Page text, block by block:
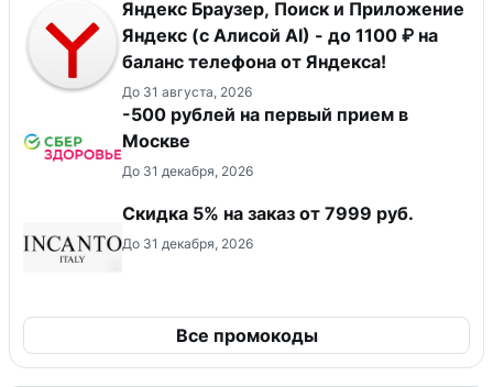
Яндекс Браузер, Поиск и Приложение
Яндекс (с Алисой AI) - до 1100 ₽ на
баланс телефона от Яндекса!
До 31 августа, 2026
-500 рублей на первый прием в
Москве
До 31 декабря, 2026
Скидка 5% на заказ от 7999 руб.
До 31 декабря, 2026
Все промокоды